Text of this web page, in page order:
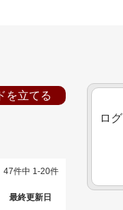
を立てる
47件中 1-20件
最終更新日
ロ